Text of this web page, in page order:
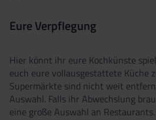
Eure Verpflegung
Hier könnt ihr eure Kochkünste
euch eure vollausgestattete Küche
Supermärkte sind nicht weit
Auswahl. Falls ihr Abwechslung
eine große Auswahl an Restaurants.